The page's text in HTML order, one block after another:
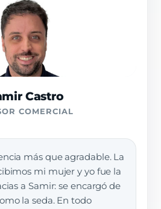
Castro
COMERCIAL
más que agradable. La
mi mujer y yo fue la
a Samir: se encargó de
la seda. En todo